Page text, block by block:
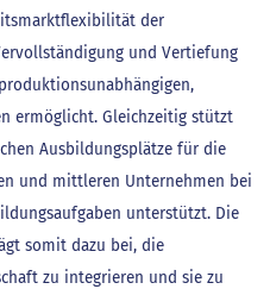
der
und Vertiefung
ermöglicht. Gleichzeitig stützt
Ausbildungsplätze für die
und mittleren Unternehmen bei
unterstützt. Die
somit dazu bei, die
zu integrieren und sie zu